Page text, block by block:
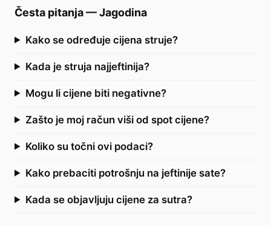
Česta pitanja—Jagodina
Kako se određuje cijena struje?
Kada je struja najjeftinija?
Mogu li cijene biti negativne?
Zašto je moj račun viši od spot cijene?
Koliko su točni ovi podaci?
Kako prebaciti potrošnju na jeftinije sate?
Kada se objavljuju cijene za sutra?